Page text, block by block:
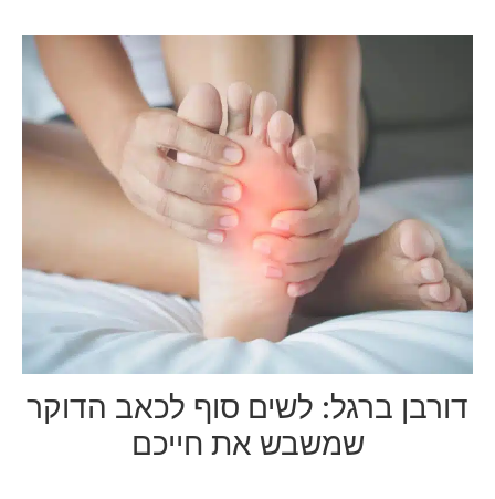
דורבן ברגל: לשים סוף לכאב הדוקר
שמשבש את חייכם